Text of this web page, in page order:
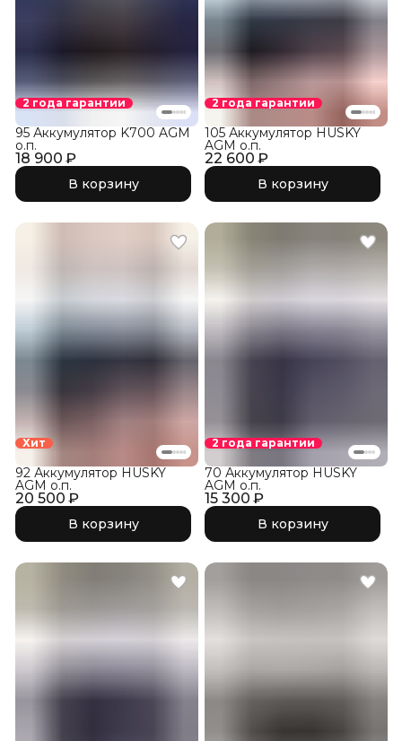
2 года гарантии
18 900 ₽
95 Аккумулятор K700 AGM
о.п.
В корзину
2 года гарантии
22 600 ₽
105 Аккумулятор HUSKY
AGM о.п.
В корзину
Хит
20 500 ₽
92 Аккумулятор HUSKY
AGM о.п.
В корзину
2 года гарантии
15 300 ₽
70 Аккумулятор HUSKY
AGM о.п.
В корзину